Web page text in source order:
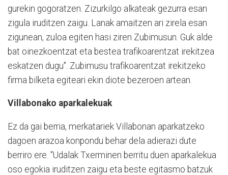
gurekin gogoratzen. Zizurkilgo alkateak gezurra esan
zigula iruditzen zaigu. Lanak amaitzen ari zirela esan
zigunean, zuloa egiten hasi ziren Zubimusun. Guk alde
bat oinezkoentzat eta bestea trafikoarentzat irekitzea
eskatzen dugu". Zubimusu trafikoarentzat irekitzeko
firma bilketa egiteari ekin diote bezeroen artean.
Villabonako aparkalekuak
Ez da gai berria, merkatariek Villabonan aparkatzeko
dagoen arazoa konpondu behar dela adierazi dute
berriro ere. "Udalak Txerminen berritu duen aparkalekua
oso egokia iruditzen zaigu eta beste egitasmo batzuk